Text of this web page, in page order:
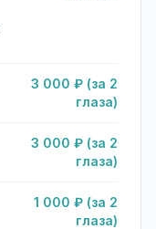
3 000 ₽ (за 2
глаза)
3 000 ₽ (за 2
глаза)
1 000 ₽ (за 2
глаза)